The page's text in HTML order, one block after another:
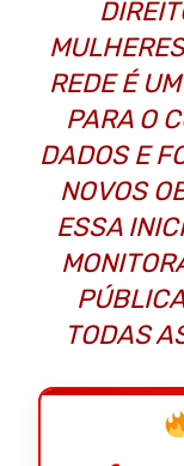
REDE É
PARA O
DADOS E
NOVOS
ESSA
TODAS